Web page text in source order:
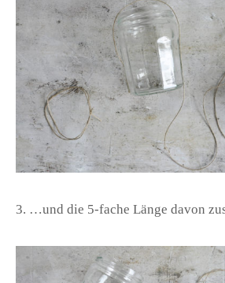
3. …und die 5-fache Länge davon